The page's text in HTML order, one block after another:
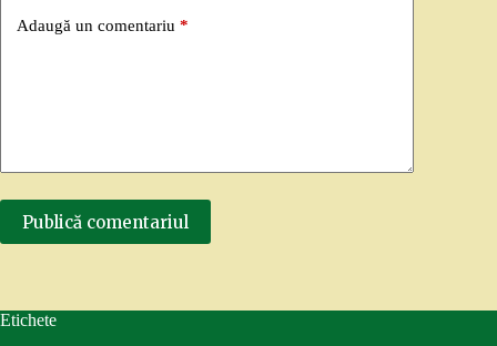
Adaugă un comentariu *
Publică comentariul
Etichete